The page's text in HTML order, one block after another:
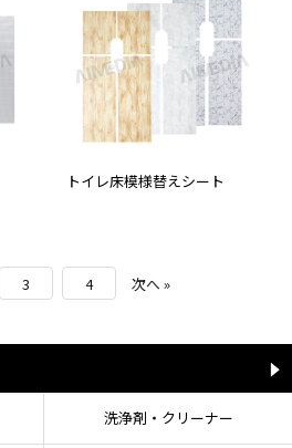
トイレ床模様替えシート
3 4 次へ »
洗浄剤・クリーナー